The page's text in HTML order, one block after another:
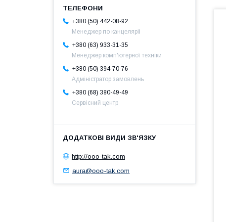
+380 (50) 442-08-92
Менеджер по канцеляріі
+380 (63) 933-31-35
Менеджер комп'ютерної техніки
+380 (50) 394-70-76
Адміністратор замовлень
+380 (68) 380-49-49
Сервісний центр
http://ooo-tak.com
aura@ooo-tak.com